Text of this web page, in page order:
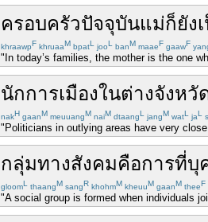
ครอบครัวปัจจุบันแม่ก็ยัง
khraawpF khruaaM bpatL jooL banM maaeF gaawF
"In today’s families, the mother is the one
นักการเมืองในต่างจังหวั
nakH gaanM meuuangM naiM dtaangL jangM watL jaL
"Politicians in outlying areas have very
กลุ่มทางสังคมคือการที่บุ
gloomL thaangM sangR khohmM kheuuM gaanM theeF
"A social group is formed when individuals